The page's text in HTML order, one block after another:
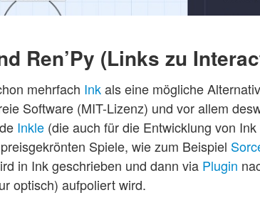
Ren’Py (Links zu
mehrfach Inkals eine mögliche
Software (MIT-Lizenz) und vor allem
Inkle (die auch für die Entwicklung von
Spiele, wie zum Beispiel
in Ink geschrieben und dann via Plugin
optisch) aufpoliert wird.